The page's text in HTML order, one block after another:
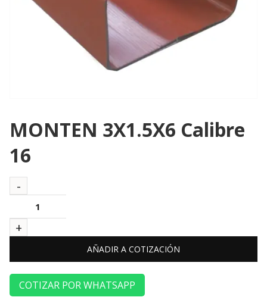
MONTEN 3X1.5X6 Calibre
16
AÑADIR A COTIZACIÓN
COTIZAR POR WHATSAPP